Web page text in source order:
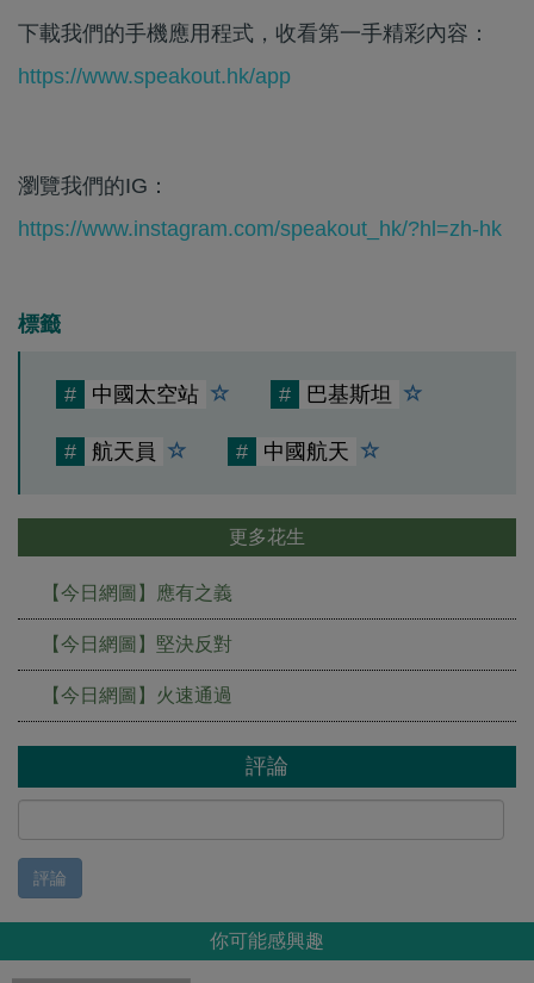
下載我們的手機應用程式，收看第一手精彩內容：
https://www.speakout.hk/app
瀏覽我們的IG：
https://www.instagram.com/speakout_hk/?hl=zh-hk
標籤
# 中國太空站 # 巴基斯坦
# 航天員 # 中國航天
更多花生
【今日網圖】應有之義
【今日網圖】堅決反對
【今日網圖】火速通過
評論
評論
你可能感興趣